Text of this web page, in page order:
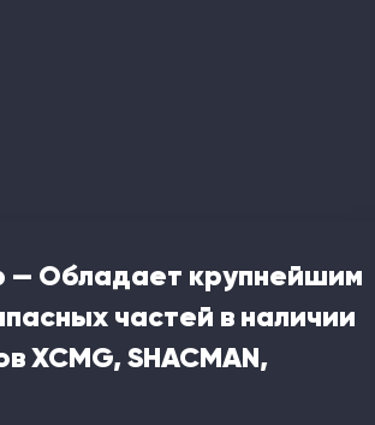
— Обладает крупнейшим
частей в наличии
XCMG, SHACMAN,